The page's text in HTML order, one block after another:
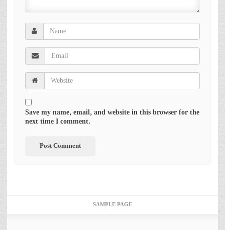
Save my name, email, and website in this browser for the
next time I comment.
SAMPLE PAGE